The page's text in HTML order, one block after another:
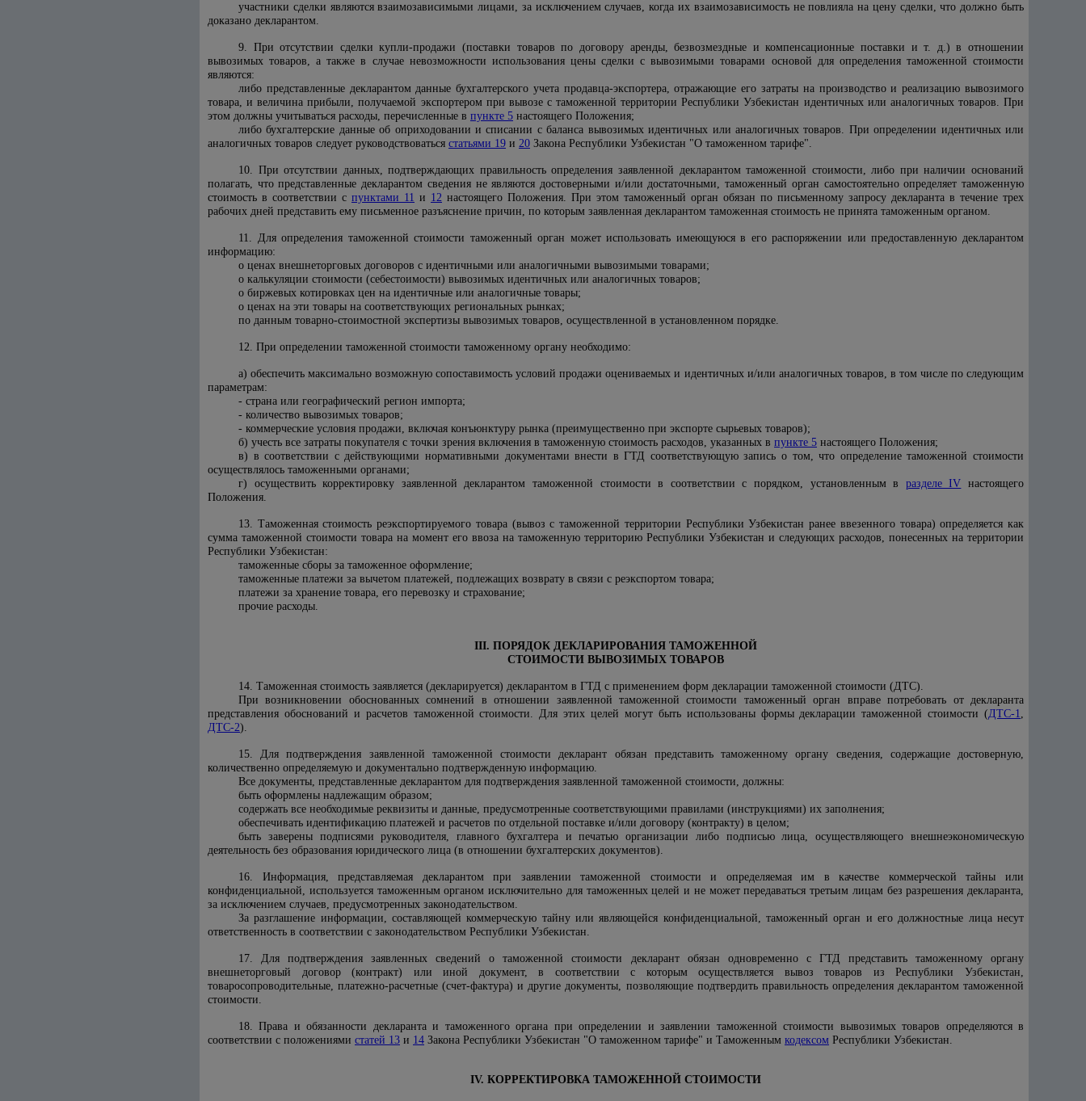
участники сделки являются взаимозависимыми лицами, за исключением случаев, когда их взаимозависимость не повлияла на цену сделки, что должно быть
доказано декларантом.
9. При отсутствии сделки купли-продажи (поставки товаров по договору аренды, безвозмездные и компенсационные поставки и т. д.) в отношении
вывозимых товаров, а также в случае невозможности использования цены сделки с вывозимыми товарами основой для определения таможенной стоимости
являются:
либо представленные декларантом данные бухгалтерского учета продавца-экспортера, отражающие его затраты на производство и реализацию вывозимого
товара, и величина прибыли, получаемой экспортером при вывозе с таможенной территории Республики Узбекистан идентичных или аналогичных товаров. При
этом должны учитываться расходы, перечисленные в пункте 5 настоящего Положения;
либо бухгалтерские данные об оприходовании и списании с баланса вывозимых идентичных или аналогичных товаров. При определении идентичных или
аналогичных товаров следует руководствоваться статьями 19 и 20 Закона Республики Узбекистан "О таможенном тарифе".
10. При отсутствии данных, подтверждающих правильность определения заявленной декларантом таможенной стоимости, либо при наличии оснований
полагать, что представленные декларантом сведения не являются достоверными и/или достаточными, таможенный орган самостоятельно определяет таможенную
стоимость в соответствии с пунктами 11 и 12 настоящего Положения. При этом таможенный орган обязан по письменному запросу декларанта в течение трех
рабочих дней представить ему письменное разъяснение причин, по которым заявленная декларантом таможенная стоимость не принята таможенным органом.
11. Для определения таможенной стоимости таможенный орган может использовать имеющуюся в его распоряжении или предоставленную декларантом
информацию:
о ценах внешнеторговых договоров с идентичными или аналогичными вывозимыми товарами;
о калькуляции стоимости (себестоимости) вывозимых идентичных или аналогичных товаров;
о биржевых котировках цен на идентичные или аналогичные товары;
о ценах на эти товары на соответствующих региональных рынках;
по данным товарно-стоимостной экспертизы вывозимых товаров, осуществленной в установленном порядке.
12. При определении таможенной стоимости таможенному органу необходимо:
а) обеспечить максимально возможную сопоставимость условий продажи оцениваемых и идентичных и/или аналогичных товаров, в том числе по следующим
параметрам:
- страна или географический регион импорта;
- количество вывозимых товаров;
- коммерческие условия продажи, включая конъюнктуру рынка (преимущественно при экспорте сырьевых товаров);
б) учесть все затраты покупателя с точки зрения включения в таможенную стоимость расходов, указанных в пункте 5 настоящего Положения;
в) в соответствии с действующими нормативными документами внести в ГТД соответствующую запись о том, что определение таможенной стоимости
осуществлялось таможенными органами;
г) осуществить корректировку заявленной декларантом таможенной стоимости в соответствии с порядком, установленным в разделе IV настоящего
Положения.
13. Таможенная стоимость реэкспортируемого товара (вывоз с таможенной территории Республики Узбекистан ранее ввезенного товара) определяется как
сумма таможенной стоимости товара на момент его ввоза на таможенную территорию Республики Узбекистан и следующих расходов, понесенных на территории
Республики Узбекистан:
таможенные сборы за таможенное оформление;
таможенные платежи за вычетом платежей, подлежащих возврату в связи с реэкспортом товара;
платежи за хранение товара, его перевозку и страхование;
прочие расходы.
III. ПОРЯДОК ДЕКЛАРИРОВАНИЯ ТАМОЖЕННОЙ
СТОИМОСТИ ВЫВОЗИМЫХ ТОВАРОВ
14. Таможенная стоимость заявляется (декларируется) декларантом в ГТД с применением форм декларации таможенной стоимости (ДТС).
При возникновении обоснованных сомнений в отношении заявленной таможенной стоимости таможенный орган вправе потребовать от декларанта
представления обоснований и расчетов таможенной стоимости. Для этих целей могут быть использованы формы декларации таможенной стоимости (ДТС-1,
ДТС-2).
15. Для подтверждения заявленной таможенной стоимости декларант обязан представить таможенному органу сведения, содержащие достоверную,
количественно определяемую и документально подтвержденную информацию.
Все документы, представленные декларантом для подтверждения заявленной таможенной стоимости, должны:
быть оформлены надлежащим образом;
содержать все необходимые реквизиты и данные, предусмотренные соответствующими правилами (инструкциями) их заполнения;
обеспечивать идентификацию платежей и расчетов по отдельной поставке и/или договору (контракту) в целом;
быть заверены подписями руководителя, главного бухгалтера и печатью организации либо подписью лица, осуществляющего внешнеэкономическую
деятельность без образования юридического лица (в отношении бухгалтерских документов).
16. Информация, представляемая декларантом при заявлении таможенной стоимости и определяемая им в качестве коммерческой тайны или
конфиденциальной, используется таможенным органом исключительно для таможенных целей и не может передаваться третьим лицам без разрешения декларанта,
за исключением случаев, предусмотренных законодательством.
За разглашение информации, составляющей коммерческую тайну или являющейся конфиденциальной, таможенный орган и его должностные лица несут
ответственность в соответствии с законодательством Республики Узбекистан.
17. Для подтверждения заявленных сведений о таможенной стоимости декларант обязан одновременно с ГТД представить таможенному органу
внешнеторговый договор (контракт) или иной документ, в соответствии с которым осуществляется вывоз товаров из Республики Узбекистан,
товаросопроводительные, платежно-расчетные (счет-фактура) и другие документы, позволяющие подтвердить правильность определения декларантом таможенной
стоимости.
18. Права и обязанности декларанта и таможенного органа при определении и заявлении таможенной стоимости вывозимых товаров определяются в
соответствии с положениями статей 13 и 14 Закона Республики Узбекистан "О таможенном тарифе" и Таможенным кодексом Республики Узбекистан.
IV. КОРРЕКТИРОВКА ТАМОЖЕННОЙ СТОИМОСТИ